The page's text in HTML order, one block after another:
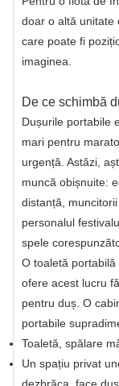
doar o altă unitate
care poate fi
imaginea.
De ce schimbă
Dușurile portabile
mari pentru
urgență. Astăzi,
muncă obișnuite:
distanță,
personalul
spele
O toaletă
ofere acest lucru
pentru duș. O
portabile
Toaletă, spălare
Un spațiu privat
dezbrăca, face